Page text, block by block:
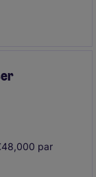
het
elke dag
par